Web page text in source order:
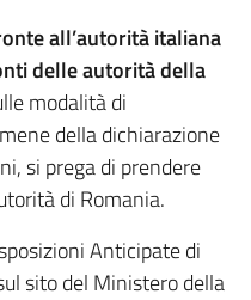
all’autorità italiana
delle autorità della
modalità di
della dichiarazione
si prega di prendere
di Romania.
Anticipate di
sito del Ministero della